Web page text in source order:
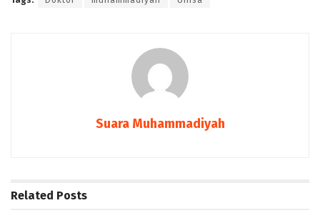
Suara Muhammadiyah
Related Posts